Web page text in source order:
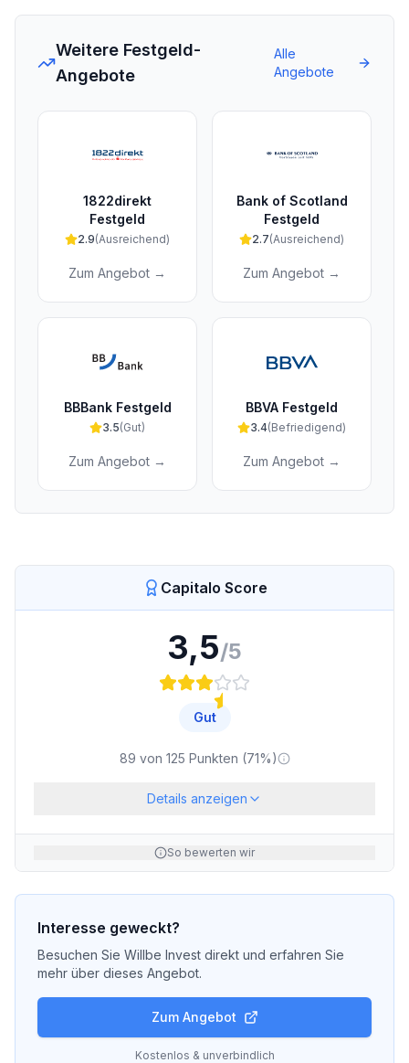
Weitere Festgeld-
Angebote
Alle
Angebote
1822direkt
Festgeld
2.9(Ausreichend)
Zum Angebot →
Bank of Scotland
Festgeld
2.7(Ausreichend)
Zum Angebot →
BBBank Festgeld
3.5(Gut)
Zum Angebot →
BBVA Festgeld
3.4(Befriedigend)
Zum Angebot →
Capitalo Score
3,5/5
Gut
89 von 125 Punkten (71%)
Details anzeigen
So bewerten wir
Interesse geweckt?
Besuchen Sie Willbe Invest direkt und erfahren Sie
mehr über dieses Angebot.
Zum Angebot
Kostenlos & unverbindlich